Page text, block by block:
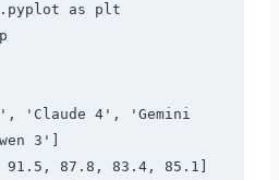
as plt
'Claude 4', 'Gemini
3']
91.5, 87.8, 83.4, 85.1]